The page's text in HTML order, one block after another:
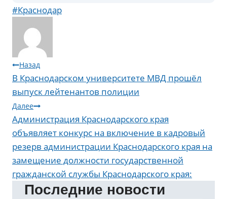
Метки
#Краснодар
Навигация
по
записям
Назад
В Краснодарском университете МВД прошёл
выпуск лейтенантов полиции
Далее
Администрация Краснодарского края
объявляет конкурс на включение в кадровый
резерв администрации Краснодарского края на
замещение должности государственной
гражданской службы Краснодарского края:
Последние новости